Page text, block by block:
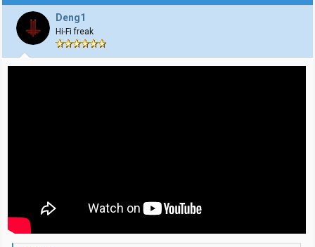
j
o
n
e
r
Deng1
Hi-Fi freak